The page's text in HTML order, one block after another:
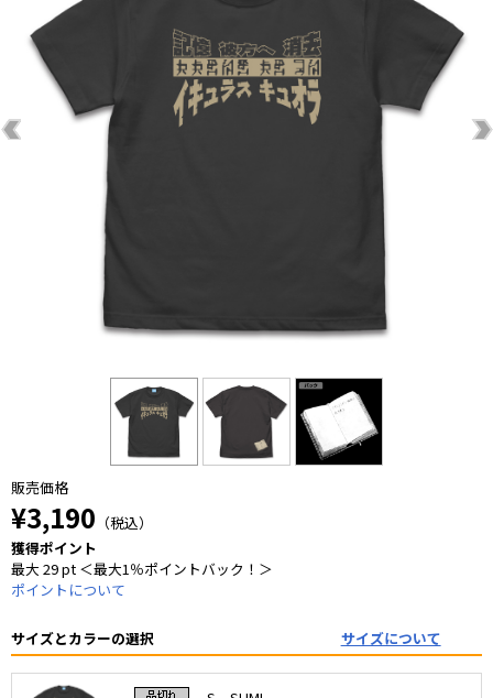
販売価格
¥3,190 （税込）
獲得ポイント
最大 29 pt ＜最大1％ポイントバック！＞
ポイントについて
サイズとカラーの選択 サイズについて